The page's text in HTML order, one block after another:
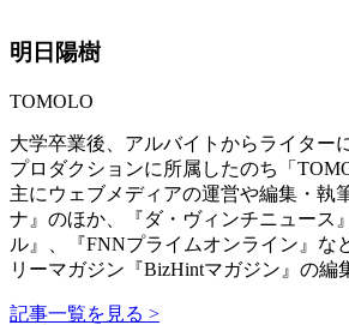
明日陽樹
TOMOLO
大学卒業後、アルバイトからライター
プロダクションに所属したのち「
主にウェブメディアの運営や編集・執
ナ』のほか、『ダ・ヴィンチニュース
ル』、『FNNプライムオンライン』な
リーマガジン『BizHintマガジン』の編
記事一覧を見る >